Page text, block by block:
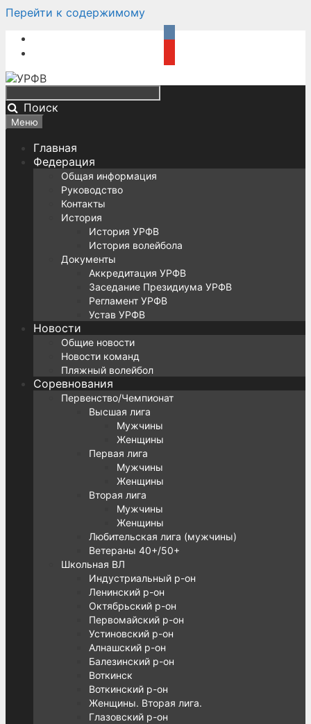
Перейти к содержимому
Поиск
Меню
Главная
Федерация
Общая информация
Руководство
Контакты
История
История УРФВ
История волейбола
Документы
Аккредитация УРФВ
Заседание Президиума УРФВ
Регламент УРФВ
Устав УРФВ
Новости
Общие новости
Новости команд
Пляжный волейбол
Соревнования
Первенство/Чемпионат
Высшая лига
Мужчины
Женщины
Первая лига
Мужчины
Женщины
Вторая лига
Мужчины
Женщины
Любительская лига (мужчины)
Ветераны 40+/50+
Школьная ВЛ
Индустриальный р-он
Ленинский р-он
Октябрьский р-он
Первомайский р-он
Устиновский р-он
Алнашский р-он
Балезинский р-он
Воткинск
Воткинский р-он
Женщины. Вторая лига.
Глазовский р-он